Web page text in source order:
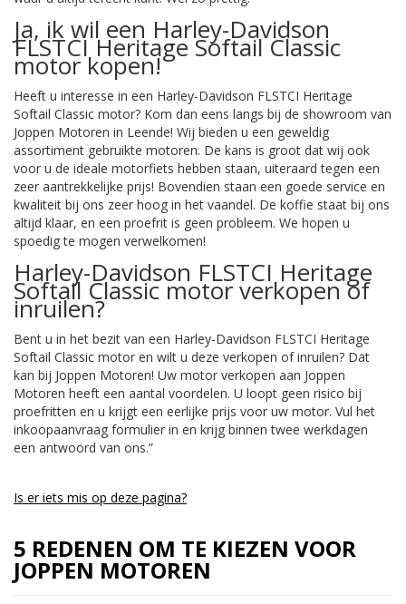
Ja, ik wil een Harley-Davidson
FLSTCI Heritage Softail Classic
motor kopen!
Heeft u interesse in een Harley-Davidson FLSTCI Heritage
Softail Classic motor? Kom dan eens langs bij de showroom van
Joppen Motoren in Leende! Wij bieden u een geweldig
assortiment gebruikte motoren. De kans is groot dat wij ook
voor u de ideale motorfiets hebben staan, uiteraard tegen een
zeer aantrekkelijke prijs! Bovendien staan een goede service en
kwaliteit bij ons zeer hoog in het vaandel. De koffie staat bij ons
altijd klaar, en een proefrit is geen probleem. We hopen u
spoedig te mogen verwelkomen!
Harley-Davidson FLSTCI Heritage
Softail Classic motor verkopen of
inruilen?
Bent u in het bezit van een Harley-Davidson FLSTCI Heritage
Softail Classic motor en wilt u deze verkopen of inruilen? Dat
kan bij Joppen Motoren! Uw motor verkopen aan Joppen
Motoren heeft een aantal voordelen. U loopt geen risico bij
proefritten en u krijgt een eerlijke prijs voor uw motor. Vul het
inkoopaanvraag formulier in en krijg binnen twee werkdagen
een antwoord van ons.”
Is er iets mis op deze pagina?
5 REDENEN OM TE KIEZEN VOOR
JOPPEN MOTOREN